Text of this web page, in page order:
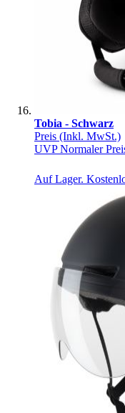
Tobia - Schwarz
Preis (Inkl. MwSt.)
UVPNormaler
Auf Lager.